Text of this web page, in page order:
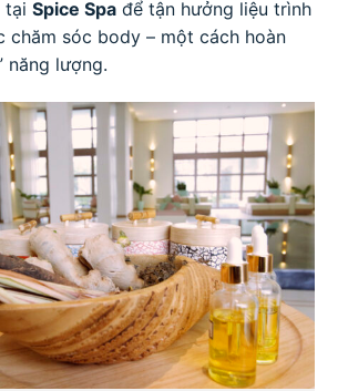
tại Spice Spa để tận hưởng liệu trình
chăm sóc body – một cách hoàn
năng lượng.